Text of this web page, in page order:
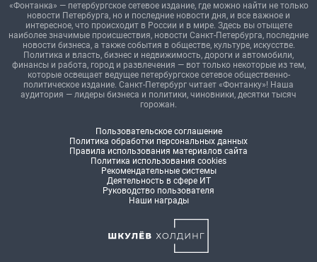
«Фонтанка» — петербургское сетевое издание, где можно найти не только
новости Петербурга, но и последние новости дня, и все важное и
интересное, что происходит в России и в мире. Здесь вы отыщете
наиболее значимые происшествия, новости Санкт-Петербурга, последние
новости бизнеса, а также события в обществе, культуре, искусстве.
Политика и власть, бизнес и недвижимость, дороги и автомобили,
финансы и работа, город и развлечения — вот только некоторые из тем,
которые освещает ведущее петербургское сетевое общественно-
политическое издание. Санкт-Петербург читает «Фонтанку»! Наша
аудитория — лидеры бизнеса и политики, чиновники, десятки тысяч
горожан.
Пользовательское соглашение
Политика обработки персональных данных
Правила использования материалов сайта
Политика использования cookies
Рекомендательные системы
Деятельность в сфере ИТ
Руководство пользователя
Наши награды